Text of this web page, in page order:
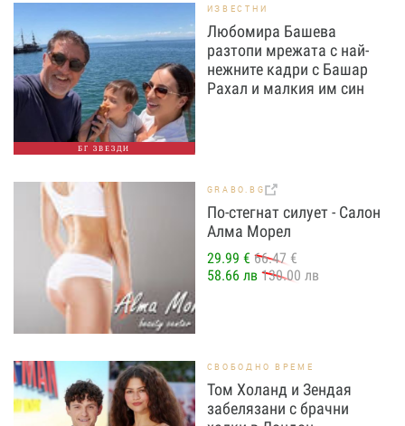
БГ ЗВЕЗДИ
ИЗВЕСТНИ
Любомира Башева
разтопи мрежата с най-
нежните кадри с Башар
Рахал и малкия им син
GRABO.BG
По-стегнат силует - Салон
Алма Морел
29.99 € 66.47 €
58.66 лв 130.00 лв
СВОБОДНО ВРЕМЕ
Том Холанд и Зендая
забелязани с брачни